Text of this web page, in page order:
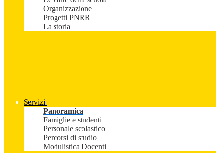
Organizzazione
Progetti PNRR
La storia
Servizi
Panoramica
Famiglie e studenti
Personale scolastico
Percorsi di studio
Modulistica Docenti